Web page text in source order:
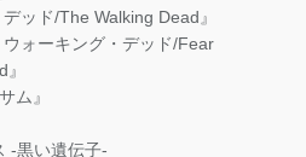
デッド/The Walking Dead』
ウォーキング・デッド/Fear
ム』
-黒い遺伝子-